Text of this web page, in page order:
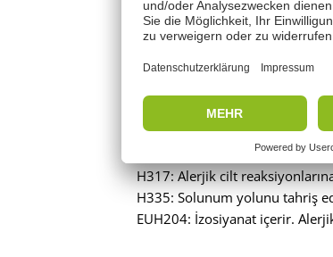
Sinyal kelimesi: Dikkat
İçeriği: Metilen difenil
H332: Solunması halinde
H317: Alerjik cilt
H335: Solunum yolunu tahriş
EUH204: İzosiyanat içerir.